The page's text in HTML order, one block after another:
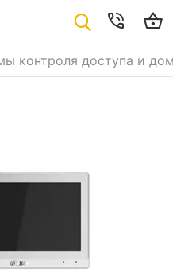
контроля доступа и